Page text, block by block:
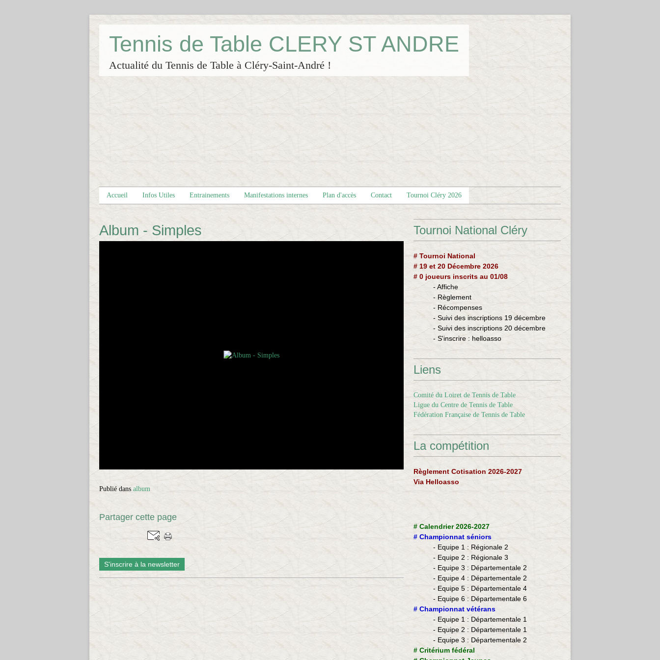
Tennis de Table CLERY ST ANDRE
Actualité du Tennis de Table à Cléry-Saint-André !
Accueil Infos Utiles Entrainements Manifestations internes Plan d'accès Contact Tournoi Cléry 2026
Album - Simples
Publié dans album
Partager cette page
S'inscrire à la newsletter
Tournoi National Cléry
# Tournoi National
# 19 et 20 Décembre 2026
# 0 joueurs inscrits au 01/08
- Affiche
- Règlement
- Récompenses
- Suivi des inscriptions 19 décembre
- Suivi des inscriptions 20 décembre
- S'inscrire : helloasso
Liens
Comité du Loiret de Tennis de Table
Ligue du Centre de Tennis de Table
Fédération Française de Tennis de Table
La compétition
Règlement Cotisation 2026-2027
Via Helloasso
# Calendrier 2026-2027
# Championnat séniors
- Equipe 1 : Régionale 2
- Equipe 2 : Régionale 3
- Equipe 3 : Départementale 2
- Equipe 4 : Départementale 2
- Equipe 5 : Départementale 4
- Equipe 6 : Départementale 6
​# Championnat vétérans
- ​Equipe 1 : Départementale 1
- Equipe 2 : Départementale 1
- Equipe 3 : Départementale 2
# Critérium fédéral